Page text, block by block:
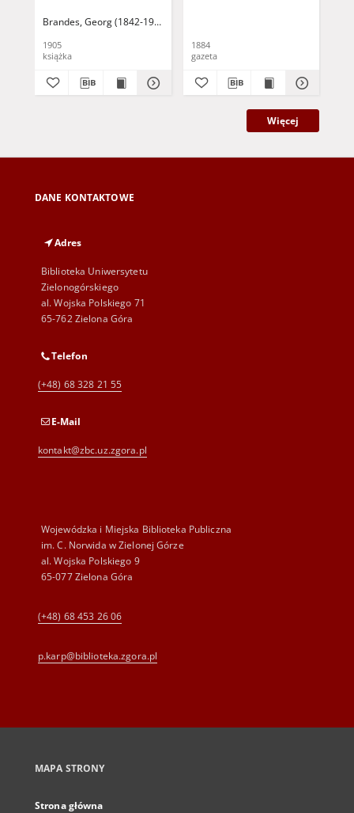
Brandes, Georg (1842-1927)
1905
książka
1884
gazeta
Więcej
DANE KONTAKTOWE
Adres
Biblioteka Uniwersytetu
Zielonogórskiego
al. Wojska Polskiego 71
65-762 Zielona Góra
Telefon
(+48) 68 328 21 55
E-Mail
kontakt@zbc.uz.zgora.pl
Wojewódzka i Miejska Biblioteka Publiczna
im. C. Norwida w Zielonej Górze
al. Wojska Polskiego 9
65-077 Zielona Góra
(+48) 68 453 26 06
p.karp@biblioteka.zgora.pl
MAPA STRONY
Strona główna